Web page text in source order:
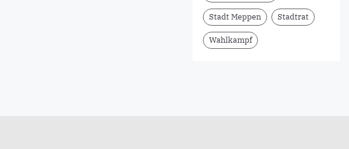
Stadt Meppen Stadtrat
Wahlkampf